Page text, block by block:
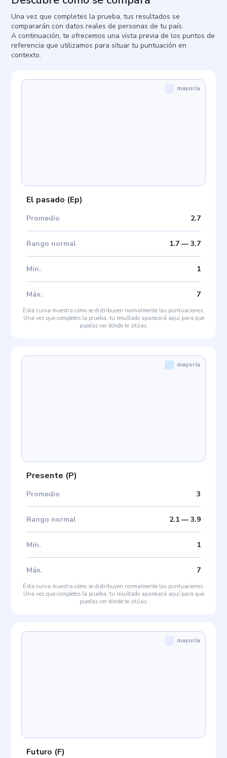
Una vez que completes la prueba, tus resultados se
compararán con datos reales de personas de tu país.
A continuación, te ofrecemos una vista previa de los puntos de
referencia que utilizamos para situar tu puntuación en
contexto.
El pasado (Ep)
Promedio 2.7
Rango normal 1.7— 3.7
Mín. 1
Máx. 7
mayoría
Esta curva muestra cómo se distribuyen normalmente las puntuaciones.
Una vez que completes la prueba, tu resultado aparecerá aquí para que
puedas ver dónde te sitúas.
Presente (P)
Promedio 3
Rango normal 2.1— 3.9
Mín. 1
Máx. 7
mayoría
Esta curva muestra cómo se distribuyen normalmente las puntuaciones.
Una vez que completes la prueba, tu resultado aparecerá aquí para que
puedas ver dónde te sitúas.
Futuro (F)
mayoría